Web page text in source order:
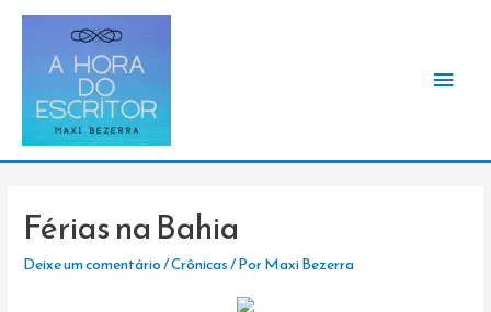
Férias na Bahia
Deixe um comentário/Crônicas/ PorMaxi Bezerra